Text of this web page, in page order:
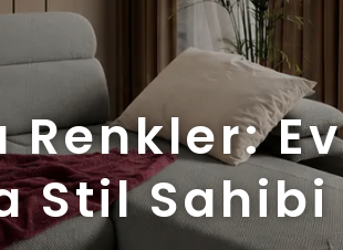
Ev
Stil Sahibi